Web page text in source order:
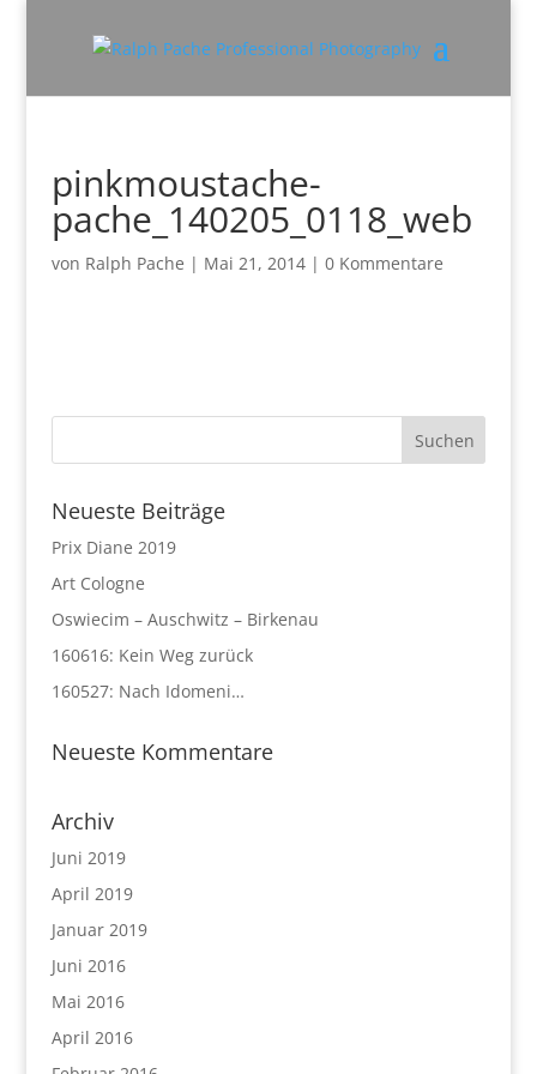
pinkmoustache-
pache_140205_0118_web
von Ralph Pache | Mai 21, 2014| 0 Kommentare
Neueste Beiträge
Prix Diane 2019
Art Cologne
Oswiecim – Auschwitz – Birkenau
160616: Kein Weg zurück
160527: Nach Idomeni…
Neueste Kommentare
Archiv
Juni 2019
April 2019
Januar 2019
Juni 2016
Mai 2016
April 2016